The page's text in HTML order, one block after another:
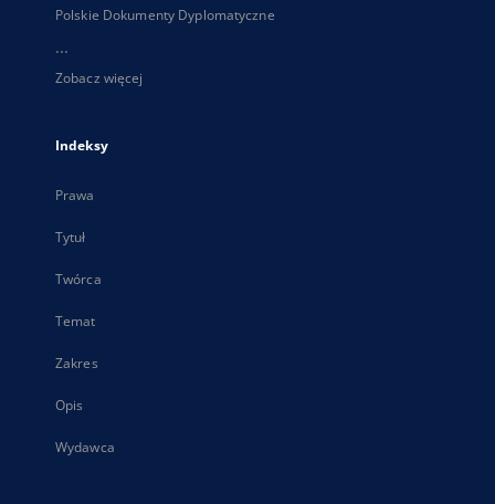
Polskie Dokumenty Dyplomatyczne
...
Zobacz więcej
Indeksy
Prawa
Tytuł
Twórca
Temat
Zakres
Opis
Wydawca